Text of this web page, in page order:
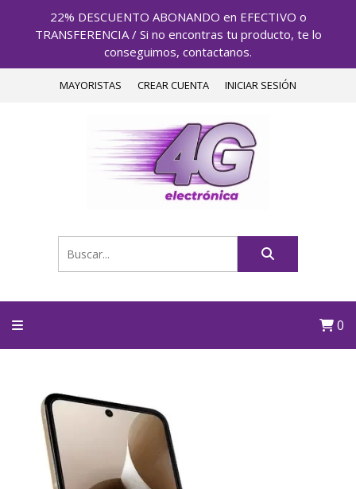
22% DESCUENTO ABONANDO en EFECTIVO o
TRANSFERENCIA / Si no encontras tu producto, te lo
conseguimos, contactanos.
MAYORISTAS CREAR CUENTA INICIAR SESIÓN
0